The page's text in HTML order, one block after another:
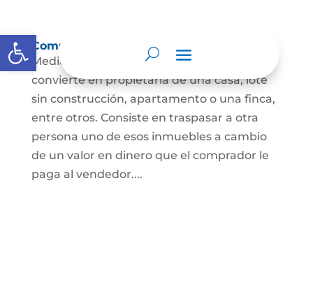
Abrir barra de herramientas
Compraventa de inmuebles
Mediante este contrato, una persona se
convierte en propietaria de una casa, lote
sin construcción, apartamento o una finca,
entre otros. Consiste en traspasar a otra
persona uno de esos inmuebles a cambio
de un valor en dinero que el comprador le
paga al vendedor....